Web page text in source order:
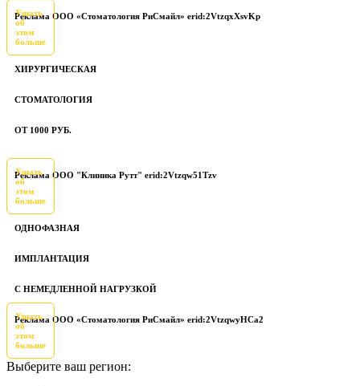
Реклама ООО «Стоматология РиСмайл» erid:2VtzqxXsvKp
Узнать
об
этом
больше
ХИРУРГИЧЕСКАЯ
СТОМАТОЛОГИЯ
ОТ 1000 РУБ.
Реклама ООО "Клиника Рутт" erid:2Vtzqw51Tzv
Узнать
об
этом
больше
ОДНОФАЗНАЯ
ИМПЛАНТАЦИЯ
С НЕМЕДЛЕННОЙ НАГРУЗКОЙ
Реклама ООО «Стоматология РиСмайл» erid:2VtzqwyHCa2
Узнать
об
этом
больше
Выберите ваш регион: